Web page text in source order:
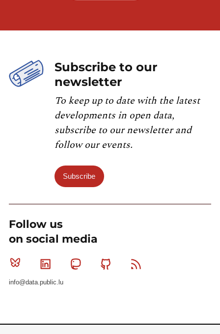
Subscribe to our
newsletter
To keep up to date with the latest
developments in open data,
subscribe to our newsletter and
follow our events.
Subscribe
Follow us
on social media
Bluesky Linkedin MastodonGithub
info@data.public.lu